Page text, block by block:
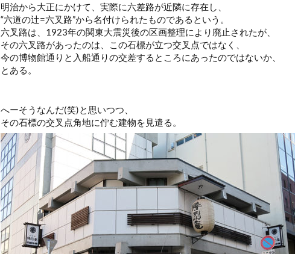
明治から大正にかけて、実際に六差路が近隣に存在し、
“六道の辻=六叉路”から名付けられたものであるという。
六叉路は、1923年の関東大震災後の区画整理により廃止されたが、
その六叉路があったのは、この石標が立つ交叉点ではなく、
今の博物館通りと入船通りの交差するところにあったのではないか、
とある。
へーそうなんだ(笑)と思いつつ、
その石標の交叉点角地に佇む建物を見遣る。